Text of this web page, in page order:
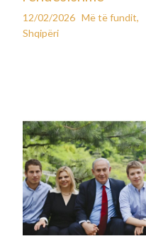
12/02/2026 Më të fundit,
Shqipëri